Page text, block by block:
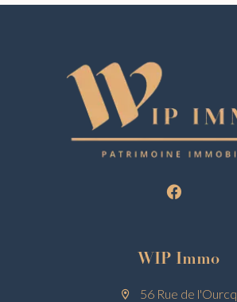
WIP Immo
56 Rue de l'Ourcq